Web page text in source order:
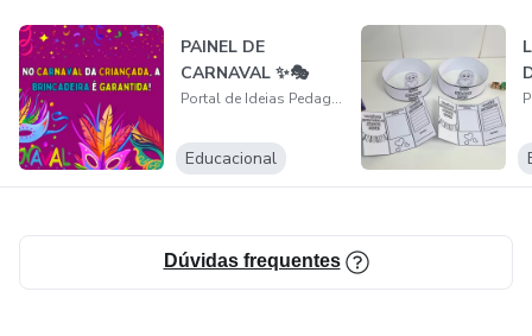
PAINEL DE
CARNAVAL ✨🎭
Portal de Ideias Pedagógicas
Educacional
Dúvidas frequentes